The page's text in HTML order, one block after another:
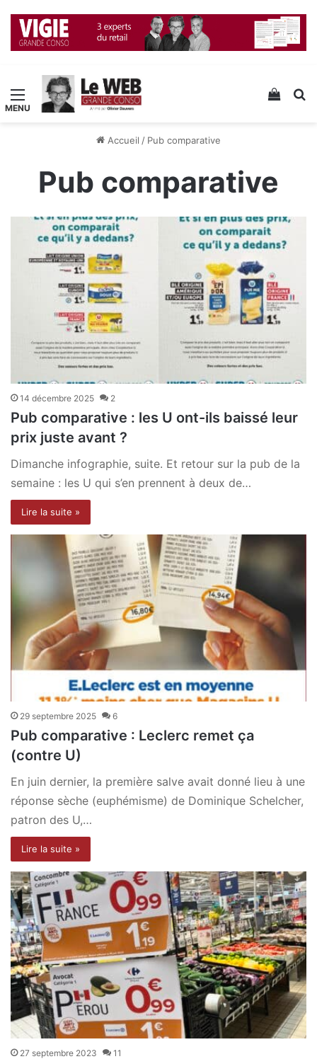
Menu Voir
Accueil / Pub comparative
Pub comparative
14 décembre 2025 2
Pub comparative : les U ont-ils baissé leur
prix juste avant ?
Dimanche infographie, suite. Et retour sur la pub de la
semaine : les U qui s’en prennent à deux de…
Lire la suite »
29 septembre 2025 6
Pub comparative : Leclerc remet ça
(contre U)
En juin dernier, la première salve avait donné lieu à une
réponse sèche (euphémisme) de Dominique Schelcher,
patron des U,…
Lire la suite »
27 septembre 2023 11